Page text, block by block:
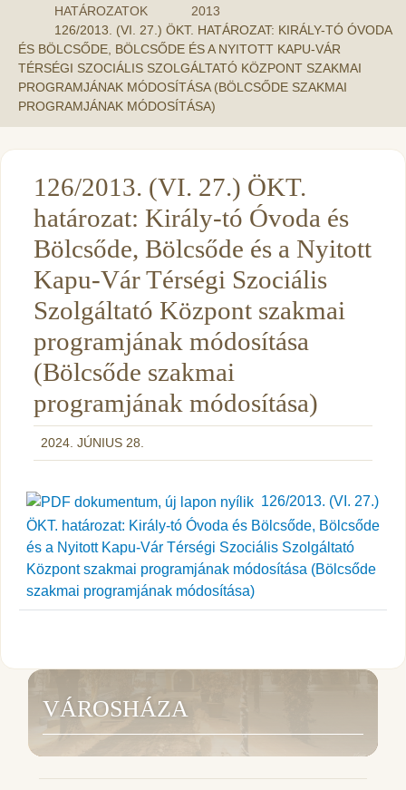
HATÁROZATOK
2013
126/2013. (VI. 27.) ÖKT. HATÁROZAT: KIRÁLY-TÓ ÓVODA
ÉS BÖLCSŐDE, BÖLCSŐDE ÉS A NYITOTT KAPU-VÁR
TÉRSÉGI SZOCIÁLIS SZOLGÁLTATÓ KÖZPONT SZAKMAI
PROGRAMJÁNAK MÓDOSÍTÁSA (BÖLCSŐDE SZAKMAI
PROGRAMJÁNAK MÓDOSÍTÁSA)
126/2013. (VI. 27.) ÖKT.
határozat: Király-tó Óvoda és
Bölcsőde, Bölcsőde és a Nyitott
Kapu-Vár Térségi Szociális
Szolgáltató Központ szakmai
programjának módosítása
(Bölcsőde szakmai
programjának módosítása)
2024. JÚNIUS 28.
126/2013. (VI. 27.)
ÖKT. határozat: Király-tó Óvoda és Bölcsőde, Bölcsőde
és a Nyitott Kapu-Vár Térségi Szociális Szolgáltató
Központ szakmai programjának módosítása (Bölcsőde
szakmai programjának módosítása)
VÁROSHÁZA